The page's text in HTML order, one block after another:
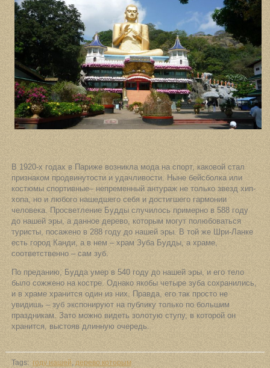
В 1920-х годах в Париже возникла мода на спорт, каковой стал
признаком продвинутости и удачливости. Ныне бейсболка или
костюмы спортивные– непременный антураж не только звезд хип-
хопа, но и любого нашедшего себя и достигшего гармонии
человека. Просветление Будды случилось примерно в 588 году
до нашей эры, а данное дерево, которым могут полюбоваться
туристы, посажено в 288 году до нашей эры. В той же Шри-Ланке
есть город Канди, а в нем – храм Зуба Будды, а храме,
соответственно – сам зуб.
По преданию, Будда умер в 540 году до нашей эры, и его тело
было сожжено на костре. Однако якобы четыре зуба сохранились,
и в храме хранится один из них. Правда, его так просто не
увидишь – зуб экспонируют на публику только по большим
праздникам. Зато можно видеть золотую ступу, в которой он
хранится, выстояв длинную очередь.
Tags:году нашей, дерево которым